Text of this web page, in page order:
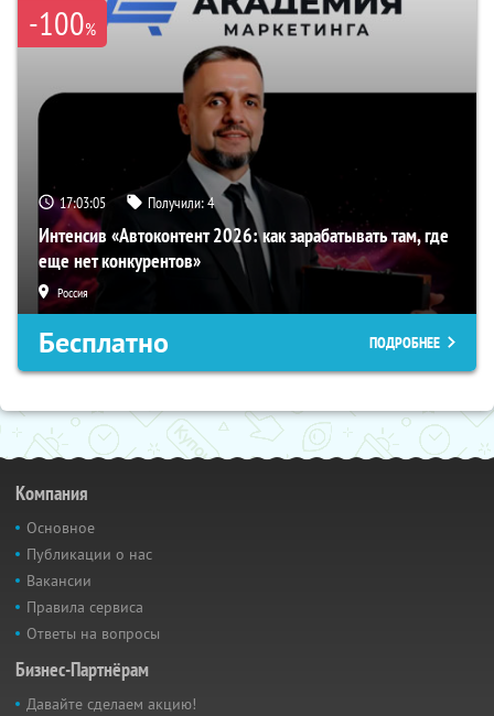
-100%
17:03:05 Получили:4
Интенсив «Автоконтент 2026: как зарабатывать там, где
еще нет конкурентов»
Россия
Бесплатно ПОДРОБНЕЕ
Компания
Основное
Публикации о нас
Вакансии
Правила сервиса
Ответы на вопросы
Бизнес-Партнёрам
Давайте сделаем акцию!